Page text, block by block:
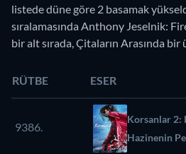
listede düne göre 2 basamak
sıralamasında Anthony Jeselnik:
bir alt sırada, Çitaların Arasında bir
RÜTBE ESER
9386.
Korsanlar 2:
Hazinenin